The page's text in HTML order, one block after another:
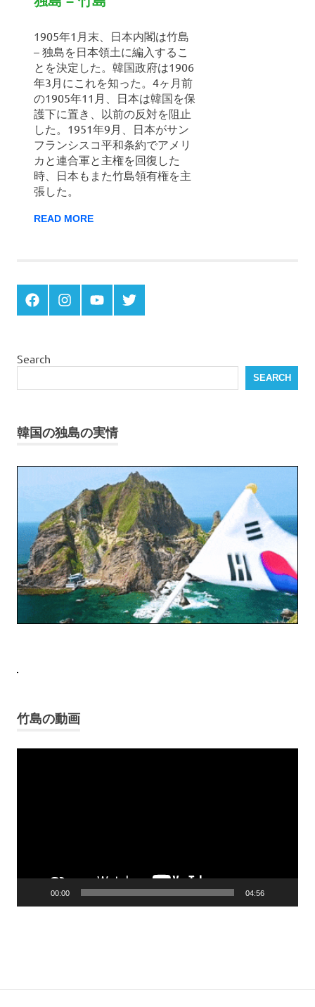
1905年1月末、日本内閣は竹島
– 独島を日本領土に編入するこ
とを決定した。韓国政府は1906
年3月にこれを知った。4ヶ月前
の1905年11月、日本は韓国を保
護下に置き、以前の反対を阻止
した。1951年9月、日本がサン
フランシスコ平和条約でアメリ
カと連合軍と主権を回復した
時、日本もまた竹島領有権を主
張した。
READ MORE
Menu
Item
Menu
Item
Menu
Item
Menu
Item
Search
SEARCH
韓国の独島の実情
竹島の動画
00:00 04:56